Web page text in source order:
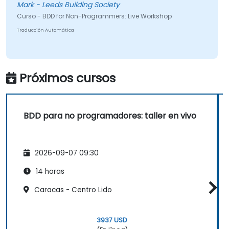
Entender y apreciar lo que ocurre una vez
que el trabajo se entrega a los ingenieros.
Desempeñar un papel más activo en el
Mark - Leeds Building Society
Curso - BDD for Non-Programmers: Live Workshop
Traducción Automática
Próximos cursos
BDD para no programadores: taller en vivo
2026-09-07 09:30
14 horas
Caracas - Centro Lido
3937 USD